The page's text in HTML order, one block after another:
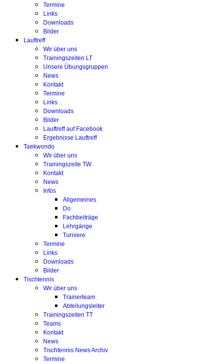
Termine
Links
Downloads
Bilder
Lauftreff
Wir über uns
Trainingszeiten LT
Unsere Übungsgruppen
News
Kontakt
Termine
Links
Downloads
Bilder
Lauftreff auf Facebook
Ergebnisse Lauftreff
Taekwondo
Wir über uns
Trainingszeite TW
Kontakt
News
Infos
Allgemeines
Do
Fachbeiträge
Lehrgänge
Turniere
Termine
Links
Downloads
Bilder
Tischtennis
Wir über uns
Trainerteam
Abteilungsleiter
Trainingszeiten TT
Teams
Kontakt
News
Tischtennis News Archiv
Termine